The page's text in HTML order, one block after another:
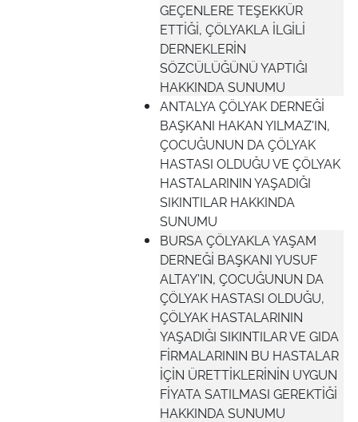
GEÇENLERE TEŞEKKÜR
ETTİĞİ, ÇÖLYAKLA İLGİLİ
DERNEKLERİN
SÖZCÜLÜĞÜNÜ YAPTIĞI
HAKKINDA SUNUMU
ANTALYA ÇÖLYAK DERNEĞİ
BAŞKANI HAKAN YILMAZ'IN,
ÇOCUĞUNUN DA ÇÖLYAK
HASTASI OLDUĞU VE ÇÖLYAK
HASTALARININ YAŞADIĞI
SIKINTILAR HAKKINDA
SUNUMU
BURSA ÇÖLYAKLA YAŞAM
DERNEĞİ BAŞKANI YUSUF
ALTAY'IN, ÇOCUĞUNUN DA
ÇÖLYAK HASTASI OLDUĞU,
ÇÖLYAK HASTALARININ
YAŞADIĞI SIKINTILAR VE GIDA
FİRMALARININ BU HASTALAR
İÇİN ÜRETTİKLERİNİN UYGUN
FİYATA SATILMASI GEREKTİĞİ
HAKKINDA SUNUMU